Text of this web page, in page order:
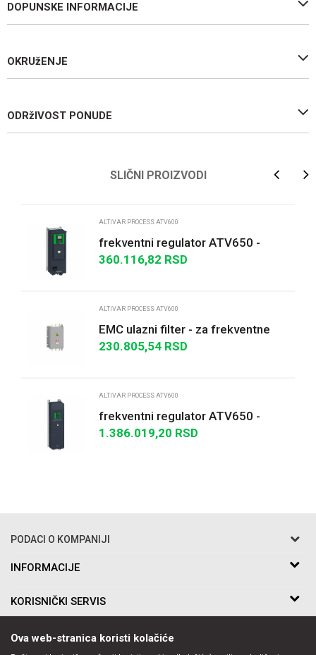
DOPUNSKE INFORMACIJE
OKRUžENJE
ODRžIVOST PONUDE
SLIČNI PROIZVODI
ALTIVAR PROCESS ATV600
frekventni regulator ATV650 -
11kW/15HP - 380...480V - IP55 -
360.116,82 RSD
ALTIVAR PROCESS ATV600
EMC ulazni filter - za frekventne
regulatore - trofazno napajanje
230.805,54 RSD
ALTIVAR PROCESS ATV600
frekventni regulator ATV650 -
90kW/125HP - 380...480V - IP55
1.386.019,20 RSD
PODACI O KOMPANIJI
Razo DOO
Bakarska br.5
Telefon:
INFORMACIJE
KORISNIČKI SERVIS
Politika privatnosti
PRATITE NAS
Ova web-stranica koristi kolačiće